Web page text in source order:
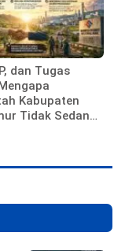
dan Tugas
Kabupaten
Tidak Sedang